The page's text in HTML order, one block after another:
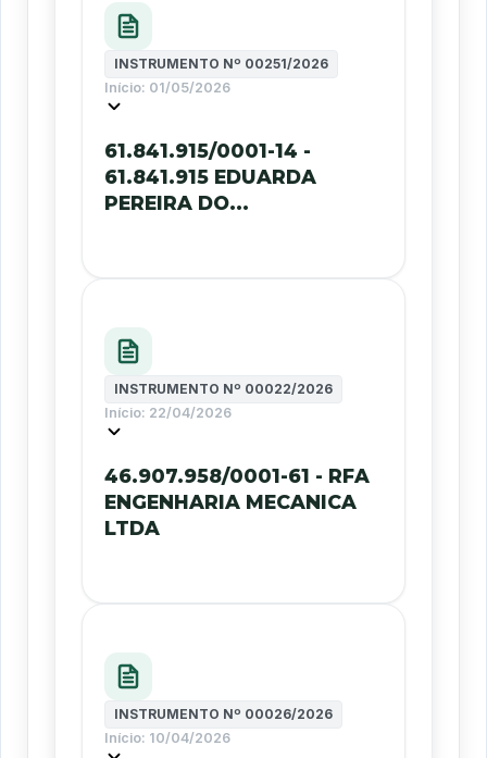
INSTRUMENTO Nº 00251/2026
Início: 01/05/2026
61.841.915/0001-14 -
61.841.915 EDUARDA
PEREIRA DO...
INSTRUMENTO Nº 00022/2026
Início: 22/04/2026
46.907.958/0001-61 - RFA
ENGENHARIA MECANICA
LTDA
INSTRUMENTO Nº 00026/2026
Início: 10/04/2026